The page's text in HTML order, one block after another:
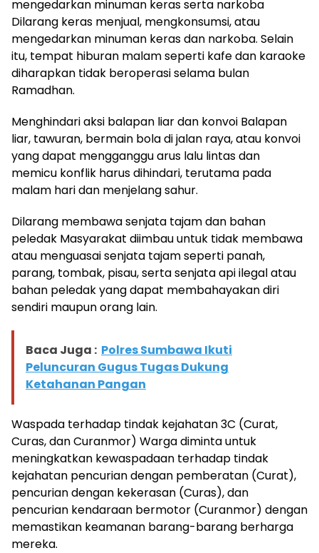
mengedarkan minuman keras serta narkoba
Dilarang keras menjual, mengkonsumsi, atau
mengedarkan minuman keras dan narkoba. Selain
itu, tempat hiburan malam seperti kafe dan karaoke
diharapkan tidak beroperasi selama bulan
Ramadhan.
Menghindari aksi balapan liar dan konvoi Balapan
liar, tawuran, bermain bola di jalan raya, atau konvoi
yang dapat mengganggu arus lalu lintas dan
memicu konflik harus dihindari, terutama pada
malam hari dan menjelang sahur.
Dilarang membawa senjata tajam dan bahan
peledak Masyarakat diimbau untuk tidak membawa
atau menguasai senjata tajam seperti panah,
parang, tombak, pisau, serta senjata api ilegal atau
bahan peledak yang dapat membahayakan diri
sendiri maupun orang lain.
Baca Juga : Polres Sumbawa Ikuti
Peluncuran Gugus Tugas Dukung
Ketahanan Pangan
Waspada terhadap tindak kejahatan 3C (Curat,
Curas, dan Curanmor) Warga diminta untuk
meningkatkan kewaspadaan terhadap tindak
kejahatan pencurian dengan pemberatan (Curat),
pencurian dengan kekerasan (Curas), dan
pencurian kendaraan bermotor (Curanmor) dengan
memastikan keamanan barang-barang berharga
mereka.